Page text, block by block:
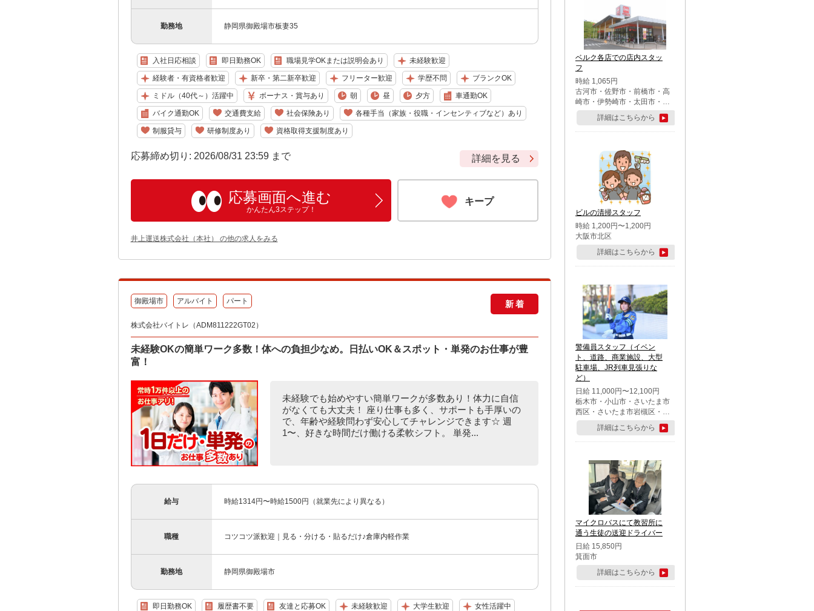
勤務地 静岡県御殿場市板妻35
入社日応相談 即日勤務OK 職場見学OKまたは説明会あり 未経験歓迎
経験者・有資格者歓迎 新卒・第二新卒歓迎 フリーター歓迎 学歴不問 ブランクOK
ミドル（40代～）活躍中 ボーナス・賞与あり 朝 昼 夕方 車通勤OK
バイク通勤OK 交通費支給 社会保険あり 各種手当（家族・役職・インセンティブなど）あり
制服貸与 研修制度あり 資格取得支援制度あり
応募締め切り: 2026/08/31 23:59 まで 詳細を見る
応募画面へ進む
かんたん3ステップ！
キープ
井上運送株式会社（本社） の他の求人をみる
御殿場市 アルバイト パート 新着
株式会社バイトレ（ADM811222GT02）
未経験OKの簡単ワーク多数！体への負担少なめ。日払いOK＆スポット・単発のお仕事が豊
富！
未経験でも始めやすい簡単ワークが多数あり！体力に自信
がなくても大丈夫！ 座り仕事も多く、サポートも手厚いの
で、年齢や経験問わず安心してチャレンジできます☆ 週
1〜、好きな時間だけ働ける柔軟シフト。 単発...
給与 時給1314円〜時給1500円（就業先により異なる）
職種 コツコツ派歓迎｜見る・分ける・貼るだけ♪倉庫内軽作業
勤務地 静岡県御殿場市
即日勤務OK 履歴書不要 友達と応募OK 未経験歓迎 大学生歓迎 女性活躍中
ベルク各店での店内スタッ
フ
時給 1,065円
古河市・佐野市・前橋市・高
崎市・伊勢崎市・太田市・館
林市・藤岡市・大泉町・さい
たま市北区・川越市・熊谷
市・行田市・秩父市・所沢
市・鶴ケ島市・千葉市中央
区・市川市・松戸市・習志野
市・柏市・流山市・八千代
市・足立区・江戸川区・八王
子市・町田市
詳細はこちらから
ビルの清掃スタッフ
時給 1,200円〜1,200円
大阪市北区
詳細はこちらから
警備員スタッフ（イベン
ト、道路、商業施設、大型
駐車場、JR列車見張りな
ど）
日給 11,000円〜12,100円
栃木市・小山市・さいたま市
西区・さいたま市岩槻区・久
喜市・蓮田市
詳細はこちらから
マイクロバスにて教習所に
通う生徒の送迎ドライバー
日給 15,850円
箕面市
詳細はこちらから